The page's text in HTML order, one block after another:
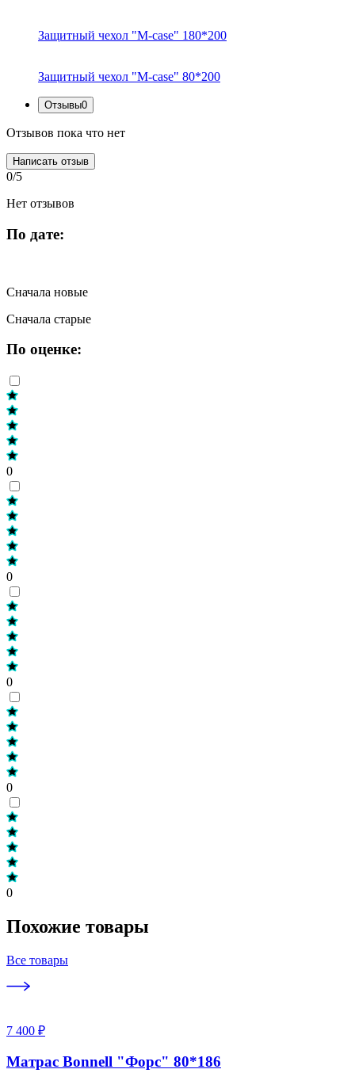
Защитный чехол "M-case" 180*200
Защитный чехол "M-case" 80*200
Отзывы0
Отзывов пока что нет
Написать отзыв
0/5
Нет отзывов
По дате:
Сначала новые
Сначала старые
По оценке:
0
0
0
0
0
Похожие товары
Все товары
7 400 ₽
Матрас Bonnell "Форс" 80*186